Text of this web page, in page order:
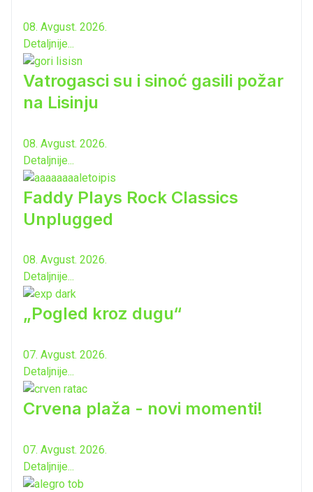
08. Avgust. 2026.
Detaljnije...
Vatrogasci su i sinoć gasili požar
na Lisinju
08. Avgust. 2026.
Detaljnije...
Faddy Plays Rock Classics
Unplugged
08. Avgust. 2026.
Detaljnije...
„Pogled kroz dugu“
07. Avgust. 2026.
Detaljnije...
Crvena plaža - novi momenti!
07. Avgust. 2026.
Detaljnije...